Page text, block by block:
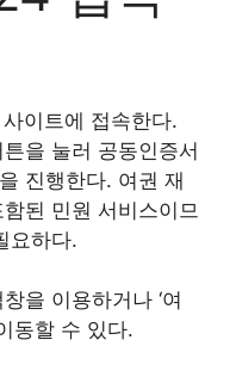
이트에 접속한다.
을 눌러 공동인증서
진행한다. 여권 재
된 민원 서비스이므
요하다.
을 이용하거나 ‘여
동할 수 있다.